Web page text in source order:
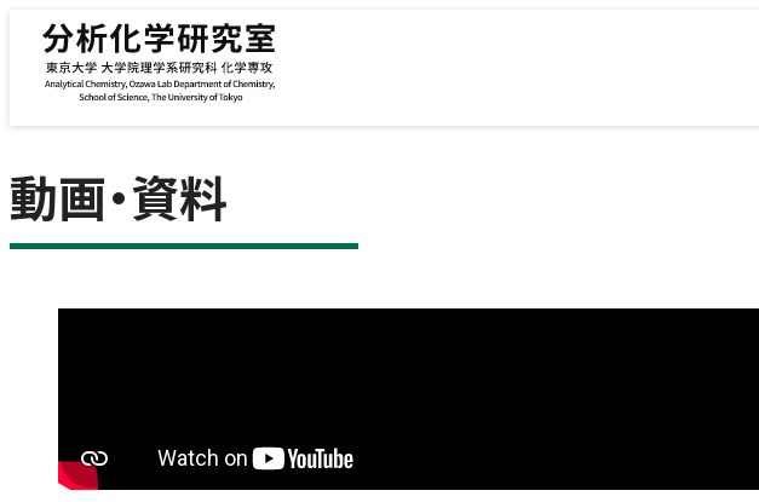
内容をスキップ
動画・資料